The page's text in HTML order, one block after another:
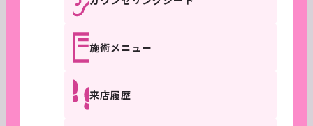
施術メニュー
来店履歴